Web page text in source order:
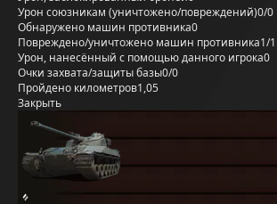
Урон союзникам (уничтожено/повреждений)0/0
Обнаружено машин противника0
Повреждено/уничтожено машин противника1/1
Урон, нанесённый с помощью данного игрока0
Очки захвата/защиты базы0/0
Пройдено километров1,05
Закрыть